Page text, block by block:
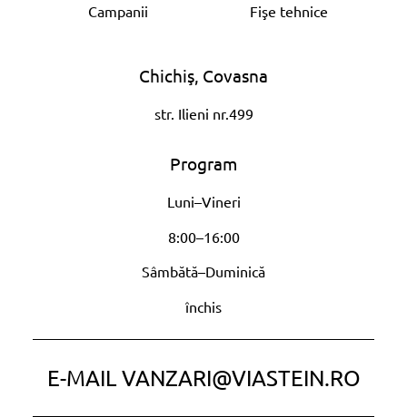
Campanii
Fişe tehnice
Chichiş, Covasna
str. Ilieni nr.499
Program
Luni–Vineri
8:00–16:00
Sâmbătă–Duminică
închis
E-MAIL VANZARI@VIASTEIN.RO